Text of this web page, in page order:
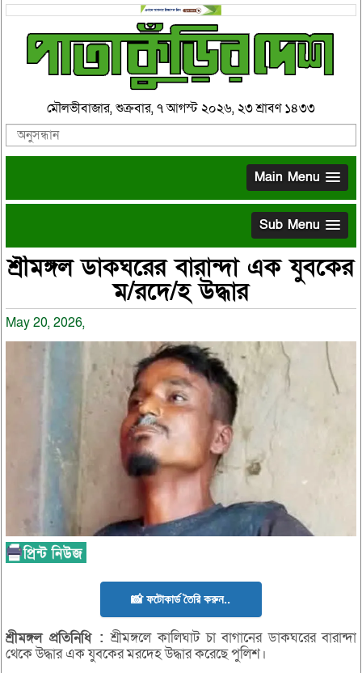
মৌলভীবাজার, শুক্রবার, ৭ আগস্ট ২০২৬, ২৩ শ্রাবণ ১৪৩৩
Main Menu
Sub Menu
শ্রীমঙ্গল ডাকঘরের বারান্দা এক যুবকের
ম/রদে/হ উদ্ধার
May 20, 2026,
📸 ফটোকার্ড তৈরি করুন..
শ্রীমঙ্গলপ্রতিনিধি :শ্রীমঙ্গলে কালিঘাট চা বাগানের ডাকঘরের বারান্দা
থেকে উদ্ধার এক যুবকের মরদেহ উদ্ধার করেছে পুলিশ।